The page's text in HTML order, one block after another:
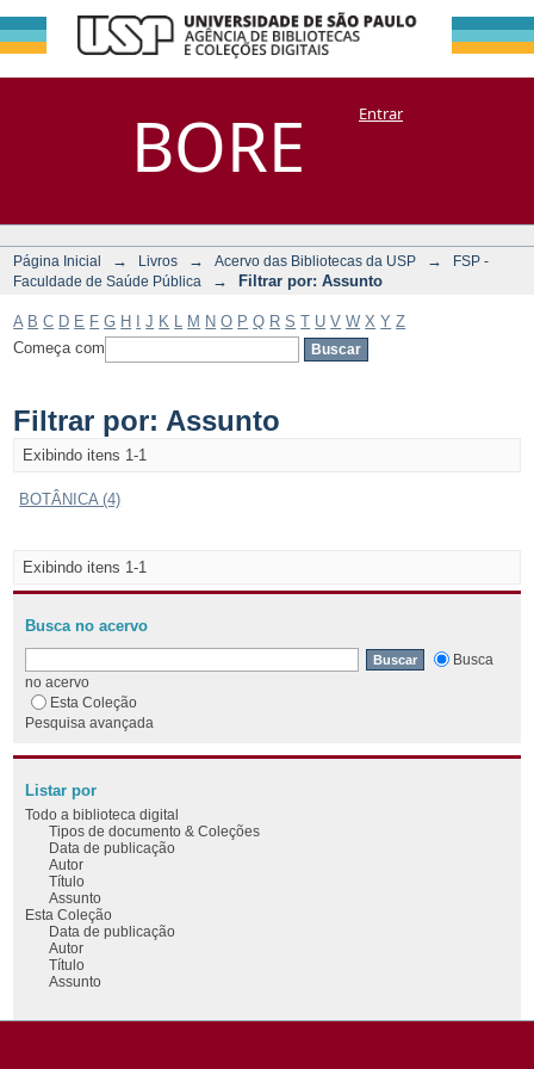
BORE
Filtrar por:
Assunto
DSpace/Manakin + CoriscoEntrar
Página Inicial → Livros → Acervo das Bibliotecas da USP →
FSP -
Faculdade de Saúde Pública
→ Filtrar por: Assunto
A B C D E F G H J K M N O P Q R S T U V W X Y Z
Começa com
Filtrar por: Assunto
Exibindo itens 1-1
BOTÂNICA (4)
Exibindo itens 1-1
Busca no acervo
Busca
no acervo
Esta Coleção
Pesquisa avançada
Listar por
Todo a biblioteca digital
Tipos de documento & Coleções
Data de publicação
Autor
Título
Assunto
Esta Coleção
Data de publicação
Autor
Título
Assunto